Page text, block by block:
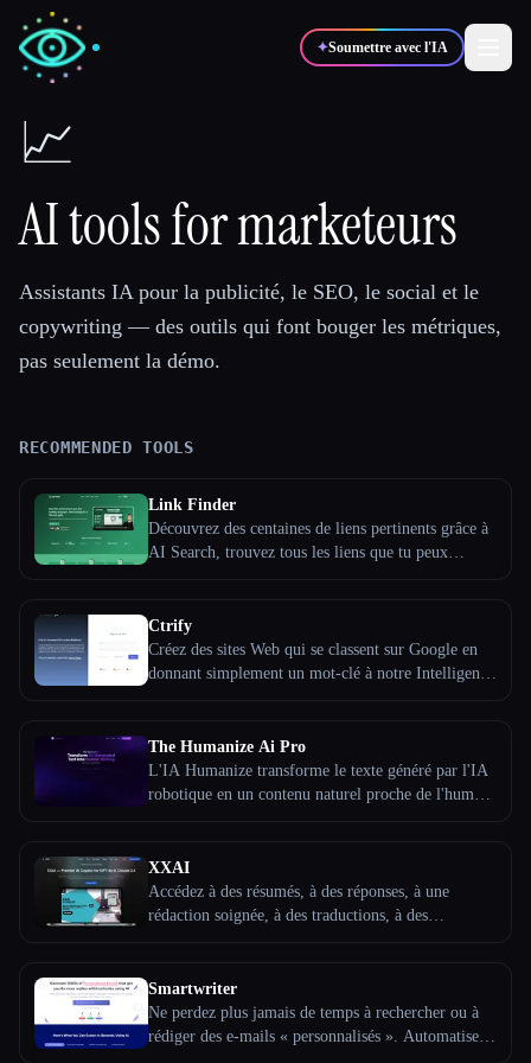
✦Soumettre avec l'IA
✍️
💻 📈
🎓Étudiants 🎬 Créateurs
Comparer les outils
À propos
📈
AI tools for marketeurs
Assistants IA pour la publicité, le SEO, le social et le
copywriting — des outils qui font bouger les métriques,
pas seulement la démo.
RECOMMENDED TOOLS
Link Finder
Découvrez des centaines de liens pertinents grâce à
AI Search, trouvez tous les liens que tu peux
effectue des recherches groupées sur des milliers de
domaines en quelques secondes. Gagnez du temps
et de l'argent sur tes campagnes de création de
Ctrify
Créez des sites Web qui se classent sur Google en
donnant simplement un mot-clé à notre Intelligence
The Humanize Ai Pro
L'IA Humanize transforme le texte généré par l'IA
robotique en un contenu naturel proche de l'humain
plus encore grâce à des fonctionnalités avancées
telles que le modèle HumanoIdX, le rédacteur
automatique de blogs et une sortie sécurisée contre
XXAI
Accédez à des résumés, à des réponses, à une
rédaction soignée, à des traductions, à des
Claude 3.5 pour du contenu professionnel, ce qui te
permet de gagner des heures par jour.
Smartwriter
Ne perdez plus jamais de temps à rechercher ou à
rédiger des e-mails « personnalisés ». Automatisez